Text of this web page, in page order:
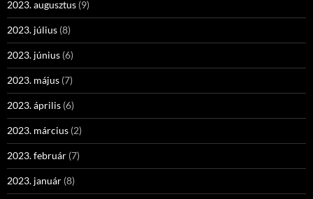
2023. augusztus (9)
2023. július (8)
2023. június (6)
2023. május (7)
2023. április (6)
2023. március (2)
2023. február (7)
2023. január (8)